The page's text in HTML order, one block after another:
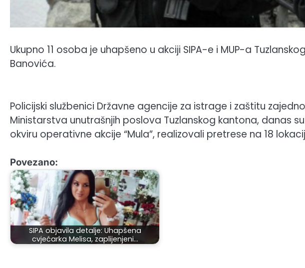
Ukupno 11 osoba je uhapšeno u akciji SIPA-e i MUP-a
Banovića.
Policijski službenici Državne agencije za istrage i zaštitu
Ministarstva unutrašnjih poslova Tuzlanskog kantona, danas
okviru operativne akcije “Mula”, realizovali pretrese na 18
Povezano:
SIPA objavila detalje: Uhapšena
cvjećarka Melisa, zaplijenjeni…